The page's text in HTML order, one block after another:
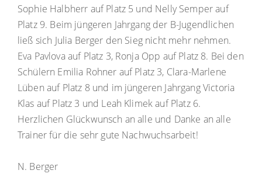
Sophie Halbherr auf Platz 5 und Nelly Semper auf
Platz 9. Beim jüngeren Jahrgang der B-Jugendlichen
ließ sich Julia Berger den Sieg nicht mehr nehmen.
Eva Pavlova auf Platz 3, Ronja Opp auf Platz 8. Bei den
Schülern Emilia Rohner auf Platz 3, Clara-Marlene
Lüben auf Platz 8 und im jüngeren Jahrgang Victoria
Klas auf Platz 3 und Leah Klimek auf Platz 6.
Herzlichen Glückwunsch an alle und Danke an alle
Trainer für die sehr gute Nachwuchsarbeit!
N. Berger